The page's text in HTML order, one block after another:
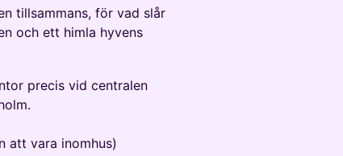
tillsammans, för vad slår
och ett himla hyvens
precis vid centralen
att vara inomhus)